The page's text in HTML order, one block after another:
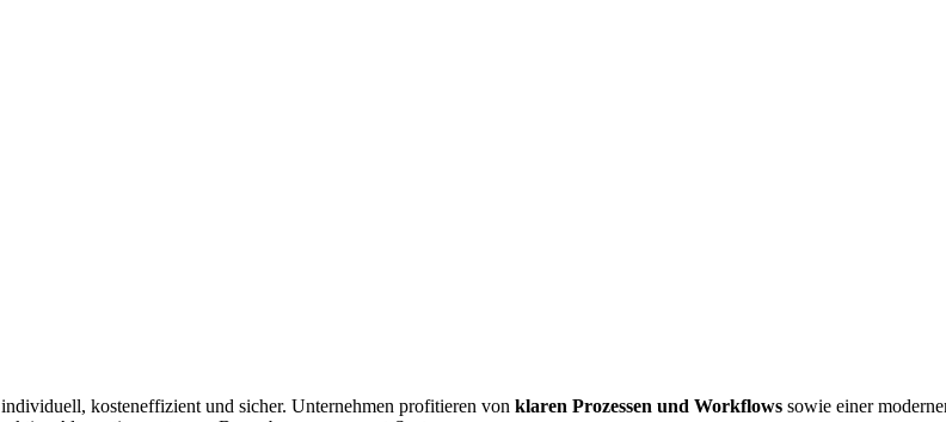
kosteneffizient und sicher. Unternehmen profitieren vonklaren Prozessen und Workflows sowie einer